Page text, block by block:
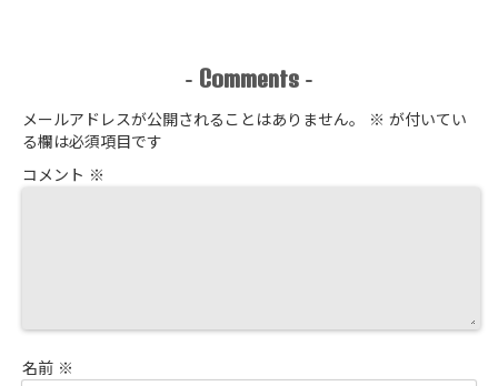
- Comments -
メールアドレスが公開されることはありません。 ※ が付いてい
る欄は必須項目です
コメント ※
名前 ※